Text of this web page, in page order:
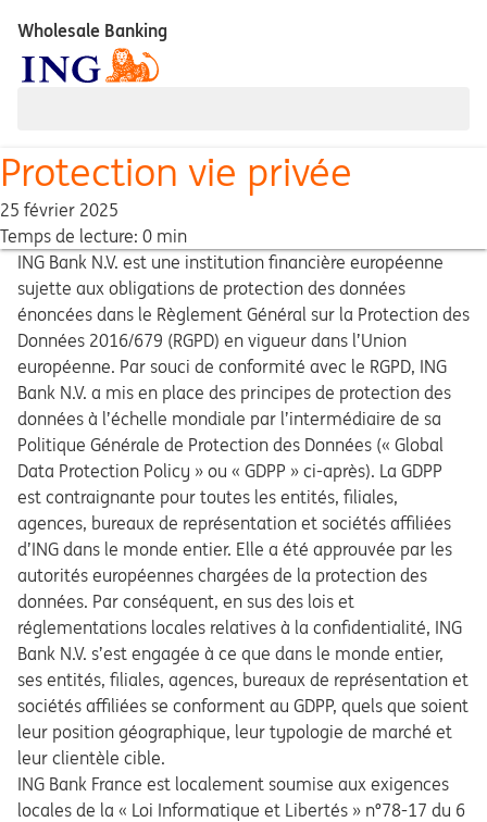
Wholesale Banking
Protection vie privée
25 février 2025
Temps de lecture: 0 min
ING Bank N.V. est une institution financière européenne
sujette aux obligations de protection des données
énoncées dans le Règlement Général sur la Protection des
Données 2016/679 (RGPD) en vigueur dans l’Union
européenne. Par souci de conformité avec le RGPD, ING
Bank N.V. a mis en place des principes de protection des
données à l’échelle mondiale par l’intermédiaire de sa
Politique Générale de Protection des Données (« Global
Data Protection Policy » ou « GDPP » ci-après). La GDPP
est contraignante pour toutes les entités, filiales,
agences, bureaux de représentation et sociétés affiliées
d’ING dans le monde entier. Elle a été approuvée par les
autorités européennes chargées de la protection des
données. Par conséquent, en sus des lois et
réglementations locales relatives à la confidentialité, ING
Bank N.V. s’est engagée à ce que dans le monde entier,
ses entités, filiales, agences, bureaux de représentation et
sociétés affiliées se conforment au GDPP, quels que soient
leur position géographique, leur typologie de marché et
leur clientèle cible.
ING Bank France est localement soumise aux exigences
locales de la « Loi Informatique et Libertés » n°78-17 du 6